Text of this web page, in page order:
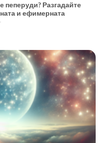
Разгадайте
и ефимерната